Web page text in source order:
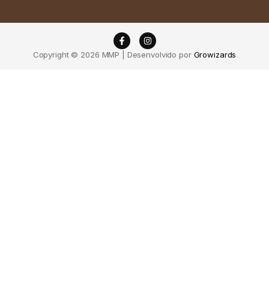
Copyright © 2026 MMP | Desenvolvido por Growizards